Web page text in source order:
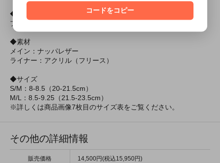
◆カラー
ブラウン
◆素材
メイン：ナッパレザー
ライナー：アクリル（フリース）
◆サイズ
S/M：8-8.5（20-21.5cm）
M/L：8.5-9.25（21.5-23.5cm）
※詳しくは商品画像7枚目のサイズ表をご覧ください。
その他の詳細情報
販売価格 14,500円(税込15,950円)
コードをコピー